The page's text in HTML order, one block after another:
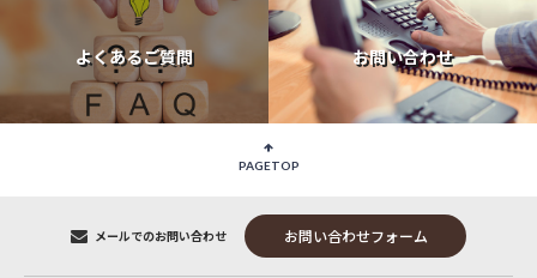
よくあるご質問 お問い合わせ
PAGETOP
メールでのお問い合わせ お問い合わせフォーム